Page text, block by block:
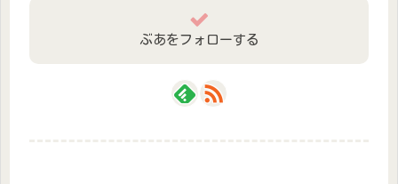
ぶあをフォローする